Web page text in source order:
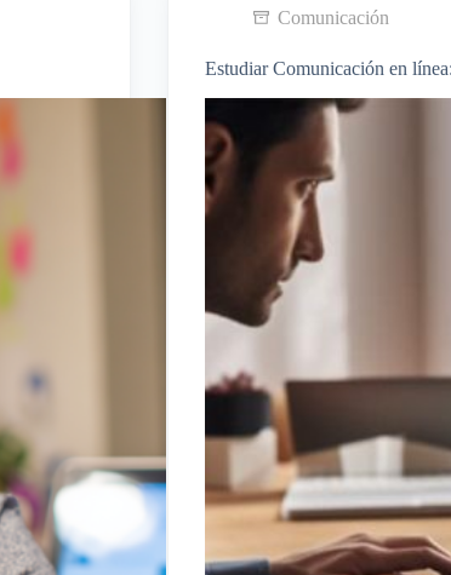
Comunicación
Estudiar Comunicación en